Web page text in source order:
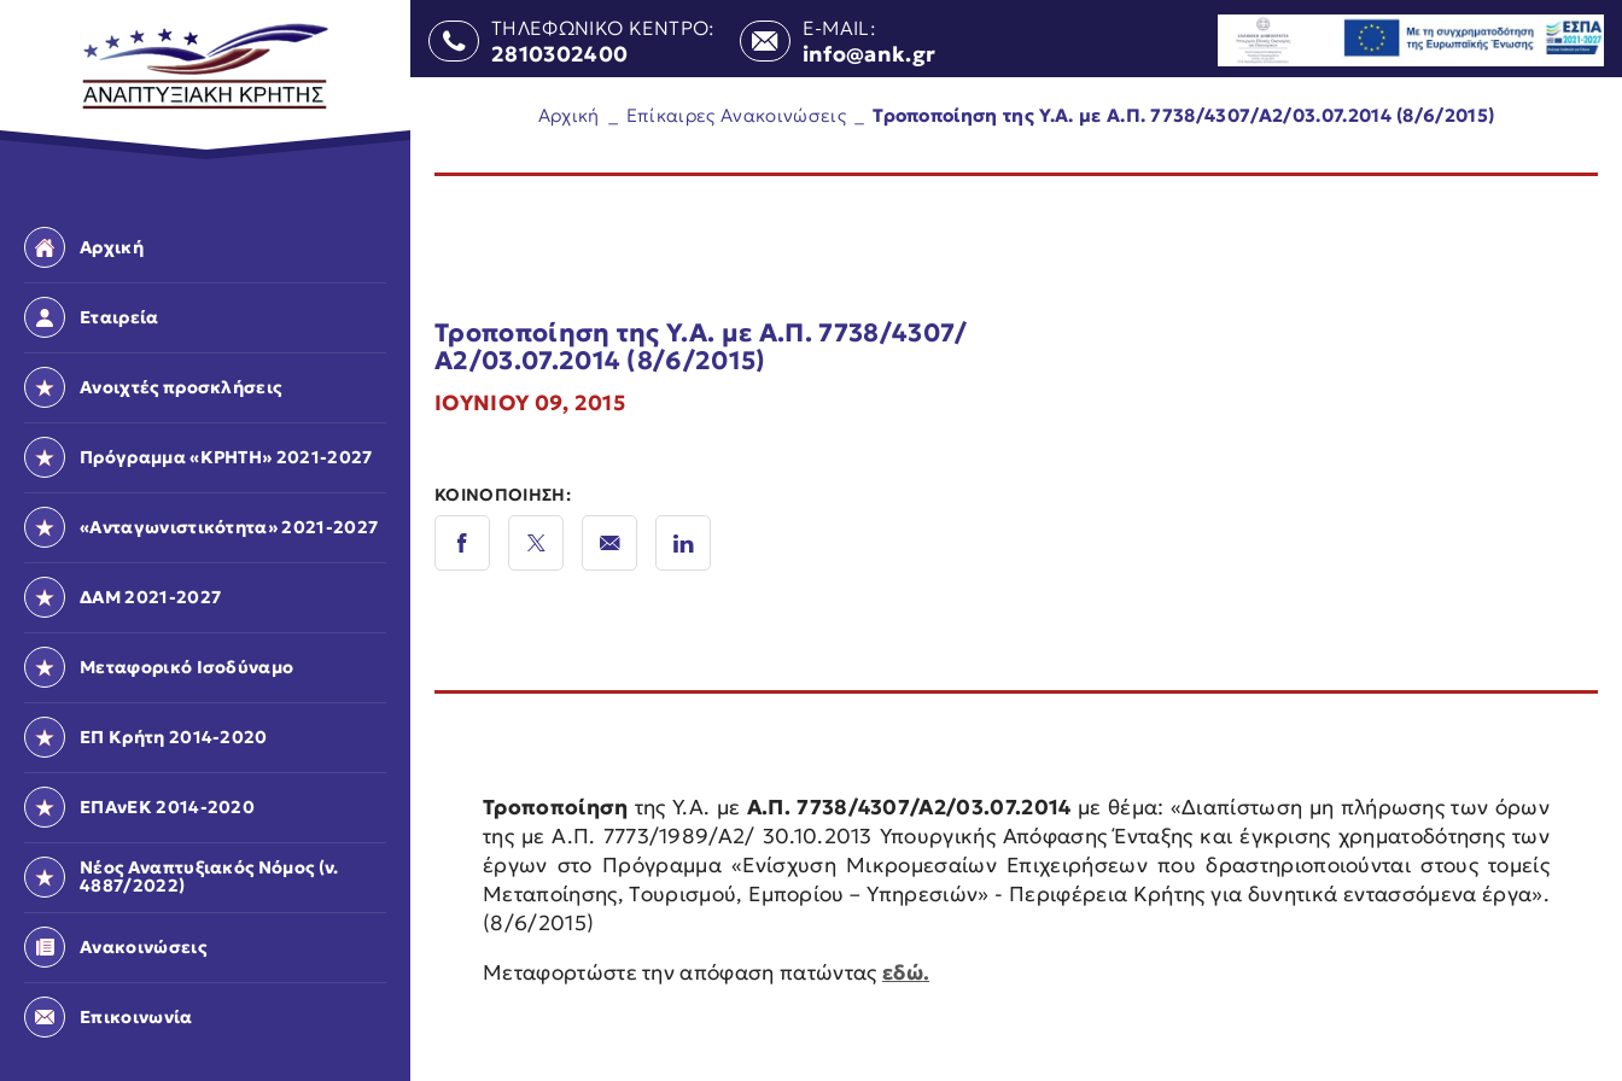
Αρχική
Εταιρεία
Ανοιχτές προσκλήσεις
Πρόγραμμα «ΚΡΗΤΗ» 2021-2027
«Ανταγωνιστικότητα» 2021-2027
ΔΑΜ 2021-2027
Μεταφορικό Ισοδύναμο
ΕΠ Κρήτη 2014-2020
ΕΠΑνΕΚ 2014-2020
Νέος Αναπτυξιακός Νόμος (ν.
4887/2022)
Ανακοινώσεις
Επικοινωνία
ΤΗΛΕΦΩΝΙΚΟ ΚΕΝΤΡΟ:
2810302400
E-MAIL:
info@ank.gr
Αρχική Επίκαιρες Ανακοινώσεις Τροποποίηση της Υ.Α. με Α.Π. 7738/4307/Α2/03.07.2014 (8/6/2015)
Τροποποίηση της Υ.Α. με Α.Π. 7738/4307/
Α2/03.07.2014 (8/6/2015)
ΙΟΥΝΙΟΥ 09, 2015
ΚΟΙΝΟΠΟΙΗΣΗ:
Τροποποίηση της Υ.Α. με Α.Π. 7738/4307/Α2/03.07.2014 με θέμα: «Διαπίστωση μη πλήρωσης των όρων
της με Α.Π. 7773/1989/Α2/ 30.10.2013 Υπουργικής Απόφασης Ένταξης και έγκρισης χρηματοδότησης των
έργων στο Πρόγραμμα «Ενίσχυση Μικρομεσαίων Επιχειρήσεων που δραστηριοποιούνται στους τομείς
Μεταποίησης, Τουρισμού, Εμπορίου – Υπηρεσιών» - Περιφέρεια Κρήτης για δυνητικά εντασσόμενα έργα».
(8/6/2015)
Μεταφορτώστε την απόφαση πατώντας εδώ.